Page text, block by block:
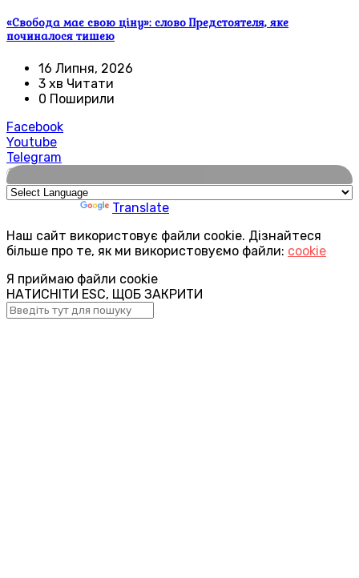
«Свобода має свою ціну»: слово Предстоятеля, яке
починалося тишею
16 Липня, 2026
3 хв Читати
0 Поширили
Facebook
Youtube
Telegram
🌍
Translate
Наш сайт використовує файли cookie. Дізнайтеся
більше про те, як ми використовуємо файли: cookie
Я приймаю файли cookie
НАТИСНІТИ ESC, ЩОБ ЗАКРИТИ